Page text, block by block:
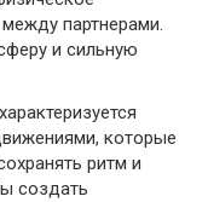
партнерами.
и сильную
которые
ритм и
создать